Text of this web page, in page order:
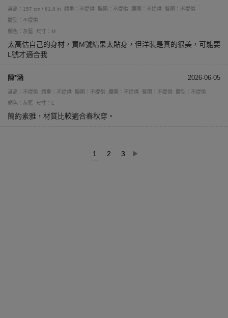
身高：157 cm / 61.8 in 體重：不提供 胸圍：不提供 腰圍：不提供
臀圍：不提供
體型：不提供
顏色：灰藍
尺寸：M
太高估自己的身材，買M號結果太貼身，但洋裝是真的很美，可能要
L號才適合我
陳*涵 2026-06-05
身高：不提供 體重：不提供 胸圍：不提供 腰圍：不提供 臀圍：不提供
體型：不提供
顏色：灰藍
尺寸：L
簡約素雅，材質比較適合春秋穿。
1 2 3